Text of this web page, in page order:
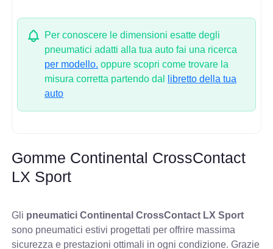
Per conoscere le dimensioni esatte degli
pneumatici adatti alla tua auto fai una ricerca
per modello. oppure scopri come trovare la
misura corretta partendo dal
libretto della tua
auto
Gomme Continental CrossContact
LX Sport
Gli pneumatici Continental CrossContact LX Sport
sono pneumatici estivi progettati per offrire massima
sicurezza e prestazioni ottimali in ogni condizione. Grazie